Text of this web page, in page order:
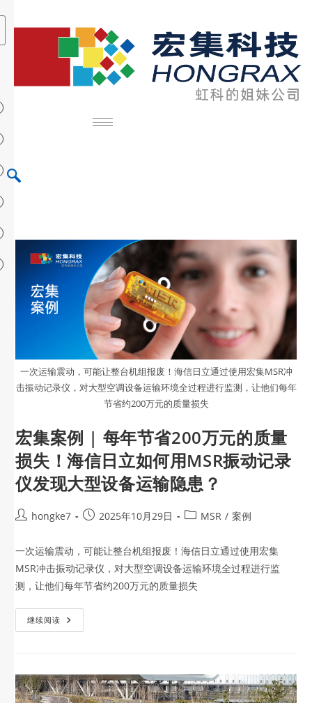
一次运输震动，可能让整台机组报废！海信日立通过使用宏集MSR冲
击振动记录仪，对大型空调设备运输环境全过程进行监测，让他们每年
节省约200万元的质量损失
宏集案例 | 每年节省200万元的质量
损失！海信日立如何用MSR振动记录
仪发现大型设备运输隐患？
hongke7 2025年10月29日 MSR / 案例
一次运输震动，可能让整台机组报废！海信日立通过使用宏集
MSR冲击振动记录仪，对大型空调设备运输环境全过程进行监
测，让他们每年节省约200万元的质量损失
继续阅读